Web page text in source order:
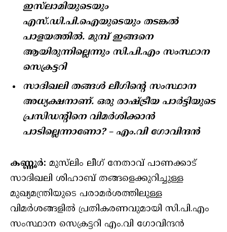
ഇസ്‌ലാമിയുടെയും
എസ്.ഡി.പി.ഐയുടെയും തടങ്കൽ
പാളയത്തിൽ. മുമ്പ് ഇങ്ങനെ
ആയിരുന്നില്ലെന്നും സി.പി.എം സംസ്ഥാന
സെക്രട്ടറി
സാദിഖലി തങ്ങൾ ലീഗിന്റെ സംസ്ഥാന
അധ്യക്ഷനാണ്. ഒരു രാഷ്ട്രീയ പാർട്ടിയുടെ
പ്രസിഡന്റിനെ വിമർശിക്കാൻ
പാടില്ലെന്നാണോ? – എം.വി ഗോവിന്ദൻ
കണ്ണൂർ: മുസ്‌ലിം ലീഗ് നേതാവ് പാണക്കാട്
സാദിഖലി ശിഹാബ് തങ്ങളെക്കുറിച്ചുള്ള
മുഖ്യമന്ത്രിയുടെ പരാമർശത്തിലുള്ള
വിമർശങ്ങളിൽ പ്രതികരണവുമായി സി.പി.എം
സംസ്ഥാന സെക്രട്ടറി എം.വി ഗോവിന്ദൻ